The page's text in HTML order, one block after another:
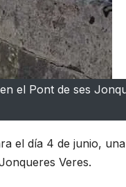
el Pont de ses
el día 4 de junio,
Veres.